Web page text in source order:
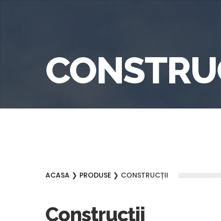
ACASA ❯ PRODUSE ❯ CONSTRUCȚII
Construcții